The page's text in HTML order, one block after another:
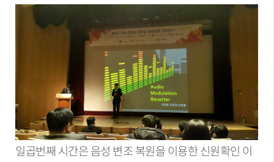
일곱번째 시간은 음성 변조 복원을 이용한 신원확인 이